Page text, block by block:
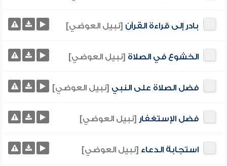
بادر إلى قراءة القرآن [نبيل العوضي]
الخشوع في الصلاة [نبيل العوضي]
فضل الصلاة على النبي [نبيل العوضي]
فضل الإستغفار [نبيل العوضي]
استجابة الدعاء [نبيل العوضي]